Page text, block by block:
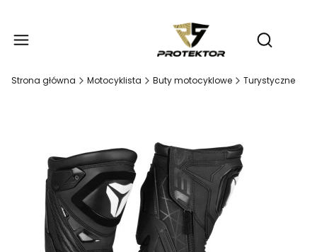
Otwórz
Strona główna Motocyklista Buty motocyklowe Turystyczne